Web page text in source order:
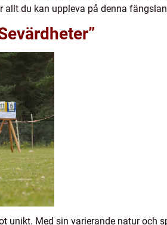
allt du kan uppleva på denna
unikt. Med sin varierande natur och